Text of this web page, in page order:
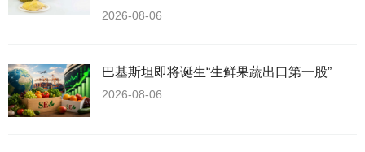
2026-08-06
巴基斯坦即将诞生“生鲜果蔬出口第一股”
2026-08-06